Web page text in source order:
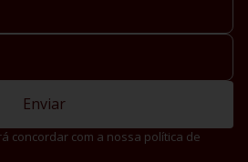
Enviar
concordar com a nossa política de